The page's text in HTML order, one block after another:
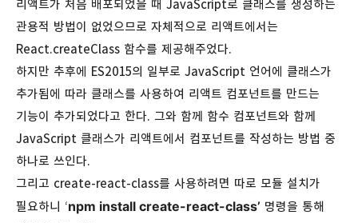
리액트가 처음 배포되었을 때 JavaScript로 클래스를 생성하는
관용적 방법이 없었으므로 자체적으로 리액트에서는
React.createClass 함수를 제공해주었다.
하지만 추후에 ES2015의 일부로 JavaScript 언어에 클래스가
추가됨에 따라 클래스를 사용하여 리액트 컴포넌트를 만드는
기능이 추가되었다고 한다. 그와 함께 함수 컴포넌트와 함께
JavaScript 클래스가 리액트에서 컴포넌트를 작성하는 방법 중
하나로 쓰인다.
그리고 create-react-class를 사용하려면 따로 모듈 설치가
필요하니 ‘npm install create-react-class’ 명령을 통해